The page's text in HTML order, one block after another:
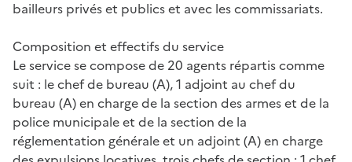
bailleurs privés et publics et avec les commissariats.
Composition et effectifs du service
Le service se compose de 20 agents répartis comme
suit : le chef de bureau (A), 1 adjoint au chef du
bureau (A) en charge de la section des armes et de la
police municipale et de la section de la
réglementation générale et un adjoint (A) en charge